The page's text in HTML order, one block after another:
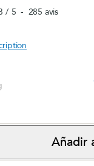
/ 5 - 285 avis
Añadir